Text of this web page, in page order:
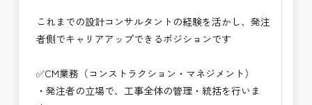
のマネジメント業務に関われる
・品質・工程・コストを総合的に判断する高度な技
・公共インフラ整備を支える社会貢献性の高い仕事
・管理技術者として年収アップ・安定したキャリア
■勤務地について、ご希望のある方は別途ご相談く
国土交通省、地方自治体
（東北地方、関東地方、中部地方、近畿地方など）
これまでの設計コンサルタントの経験を活かし、発注
者側でキャリアアップできるポジションです
✅CM業務（コンストラクション・マネジメント）
・発注者の立場で、工事全体の管理・統括を行いま